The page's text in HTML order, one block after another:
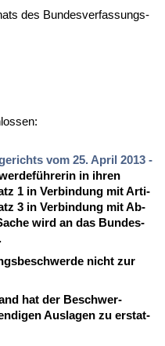
des Bun­des­ver­fas­sungs­
vom 25. April 2013 -
in ih­ren
1 in Ver­bin­dung mit Ar­ti­
3 in Ver­bin­dung mit Ab­
wird an das Bun­des­
nicht zur
hat der Be­schwer­
Aus­la­gen zu er­stat­